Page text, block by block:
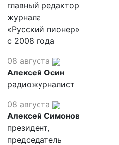
главный редактор
журнала
«Русский пионер»
с 2008 года
08 августа
Алексей Осин
радиожурналист
08 августа
Алексей Симонов
президент,
председатель